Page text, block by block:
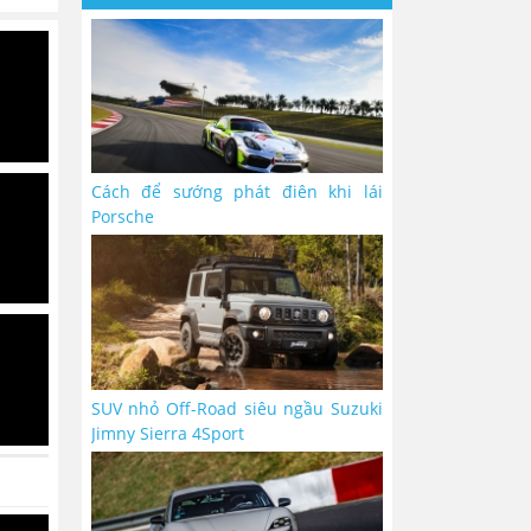
Cách để sướng phát điên khi lái
Porsche
SUV nhỏ Off-Road siêu ngầu Suzuki
Jimny Sierra 4Sport